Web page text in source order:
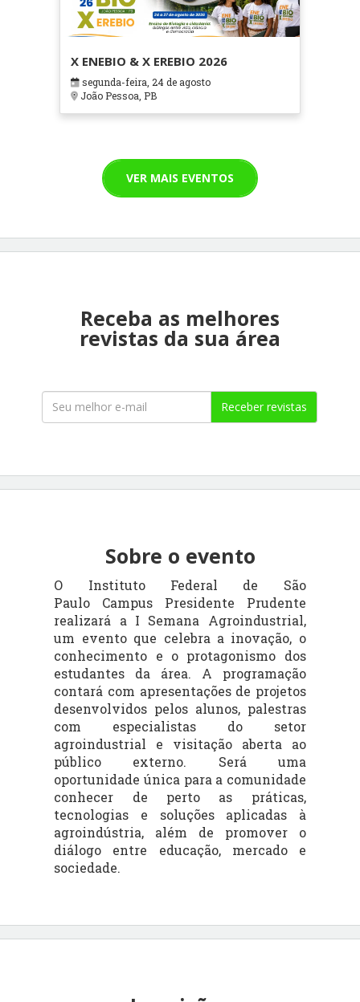
X ENEBIO & X EREBIO 2026
segunda-feira, 24 de agosto
João Pessoa, PB
VER MAIS EVENTOS
Receba as melhores
revistas da sua área
Receber revistas
Sobre o evento
O Instituto Federal de São
Paulo Campus Presidente Prudente
realizará a I Semana Agroindustrial,
um evento que celebra a inovação, o
conhecimento e o protagonismo dos
estudantes da área. A programação
contará com apresentações de projetos
desenvolvidos pelos alunos, palestras
com especialistas do setor
agroindustrial e visitação aberta ao
público externo. Será uma
oportunidade única para a comunidade
conhecer de perto as práticas,
tecnologias e soluções aplicadas à
agroindústria, além de promover o
diálogo entre educação, mercado e
sociedade.